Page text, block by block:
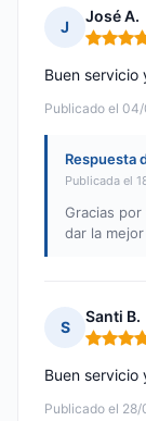
J
José A.
Nota: 5
Publicado el
Buen servicio
Respuesta
Publicada el
Gracias
dar la
S
Santi B.
Nota: 4
Publicado el
Buen servicio